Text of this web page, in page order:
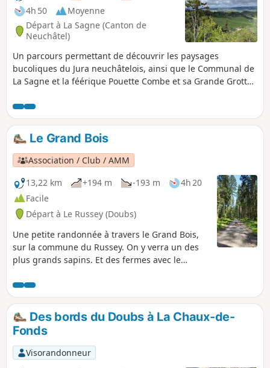
4h 50
Moyenne
Départ à La Sagne (Canton de
Neuchâtel)
Un parcours permettant de découvrir les paysages
bucoliques du Jura neuchâtelois, ainsi que le Communal de
La Sagne et la féérique Pouette Combe et sa Grande Grotte.
au printemps ou à l’automne.
Le Grand Bois
Association / Club / AMM
13,22 km
+194 m -193 m
4h 20
Facile
Départ à Le Russey (Doubs)
Une petite randonnée à travers le Grand Bois,
sur la commune du Russey. On y verra un des
plus grands sapins. Et des fermes avec le
pour fumer la viande.
Des bords du Doubs à La Chaux-de-
Fonds
Visorandonneur